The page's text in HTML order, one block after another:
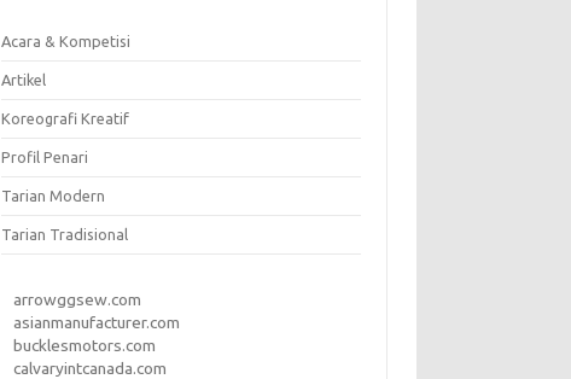
Acara & Kompetisi
Artikel
Koreografi Kreatif
Profil Penari
Tarian Modern
Tarian Tradisional
arrowggsew.com
asianmanufacturer.com
bucklesmotors.com
calvaryintcanada.com